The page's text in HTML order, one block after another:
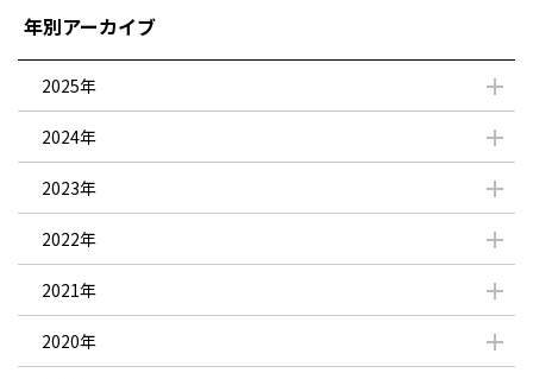
年別アーカイブ
2025年
2024年
2023年
2022年
2021年
2020年